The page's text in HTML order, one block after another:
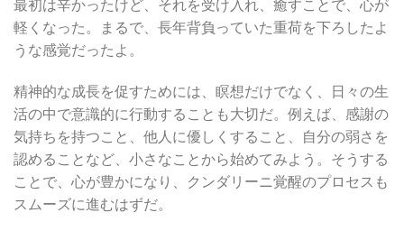
最初は辛かったけど、それを受け入れ、癒すことで、心が
軽くなった。まるで、長年背負っていた重荷を下ろしたよ
うな感覚だったよ。
精神的な成長を促すためには、瞑想だけでなく、日々の生
活の中で意識的に行動することも大切だ。例えば、感謝の
気持ちを持つこと、他人に優しくすること、自分の弱さを
認めることなど、小さなことから始めてみよう。そうする
ことで、心が豊かになり、クンダリーニ覚醒のプロセスも
スムーズに進むはずだ。